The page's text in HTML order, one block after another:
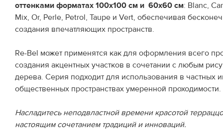
оттенками форматах 100x100 см и 60х60 см: Blanc,
Mix, Or, Perle, Petrol, Taupe и Vert, обеспечивая
создания впечатляющих пространств.
Re-Bel может применятся как для оформления всего
создания акцентных участков в сочетании с любым
дерева. Серия подходит для использования в частных
общественных пространствах умеренной проходимости.
Насладитесь неподвластной времени красотой
настоящим сочетанием традиций и инноваций.